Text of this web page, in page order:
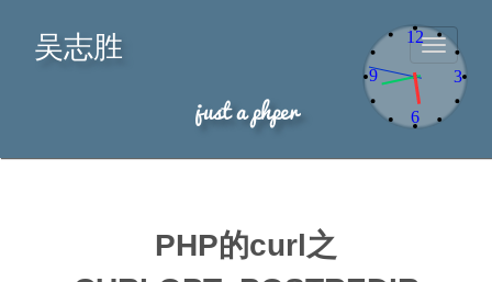
12
9
6
3
Toggle
吴志胜
just a phper
PHP的curl之